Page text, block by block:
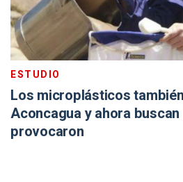
ESTUDIO
Los microplásticos
Aconcagua y ahora
provocaron